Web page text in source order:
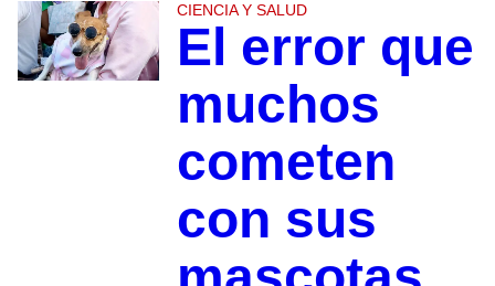
CIENCIA Y SALUD
El error que
muchos
cometen
con sus